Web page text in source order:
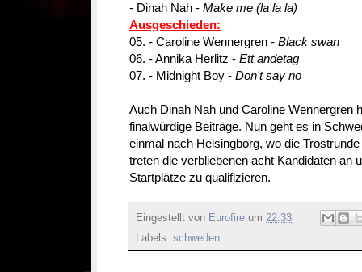
- Dinah Nah - Make me (la la la)
Ausgeschieden:
05. - Caroline Wennergren - Black swan
06. - Annika Herlitz - Ett andetag
07. - Midnight Boy - Don't say no
Auch Dinah Nah und Caroline Wennergren
finalwürdige Beiträge. Nun geht es in
einmal nach Helsingborg, wo die
treten die verbliebenen acht Kandidaten an
Startplätze zu qualifizieren.
Eingestellt von Eurofire um 22:33
Labels: schweden